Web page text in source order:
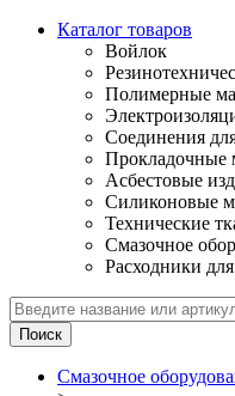
Каталог товаров
Войлок
Полимерные
Соединения
Прокладочные
Асбестовые
Силиконовые
Технические
Смазочное
Расходники
Смазочное